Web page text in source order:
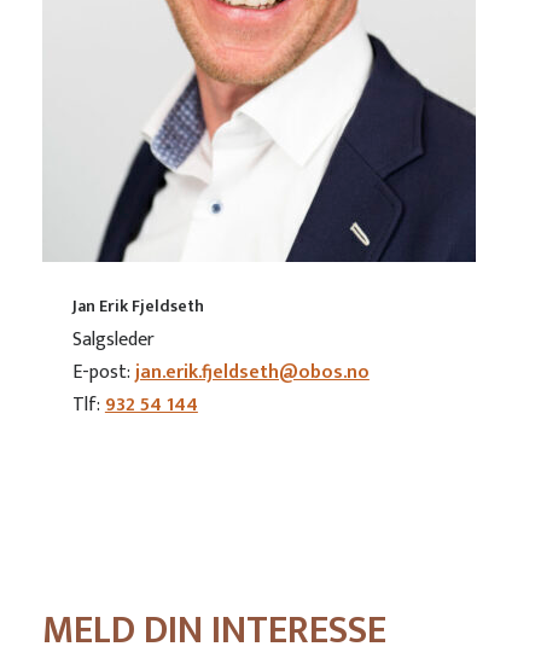
Jan Erik Fjeldseth
Salgsleder
E-post:jan.erik.fjeldseth@obos.no
Tlf:932 54 144
MELD DIN INTERESSE